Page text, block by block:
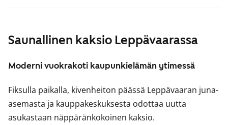
Saunallinen kaksio Leppävaarassa
Moderni vuokrakoti kaupunkielämän ytimessä
Fiksulla paikalla, kivenheiton päässä Leppävaaran juna-
asemasta ja kauppakeskuksesta odottaa uutta
asukastaan näppäränkokoinen kaksio.